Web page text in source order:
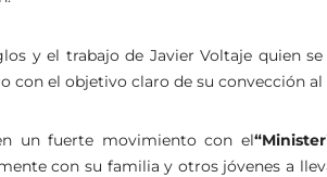
y el trabajo de Javier Voltaje quien
con el objetivo claro de su convección
un fuerte movimiento con el
con su familia y otros jóvenes a